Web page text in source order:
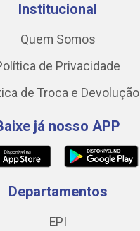
Institucional
Quem Somos
de Privacidade
de Troca e Devolução
já nosso APP
Departamentos
EPI